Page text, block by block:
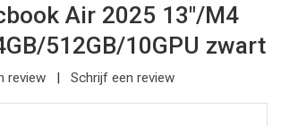
Air 2025 13"/M4
512GB/10GPU zwart
review Schrijf een review